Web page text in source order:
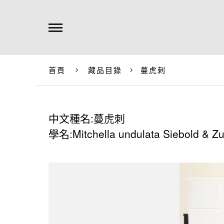
首頁 藏品目錄 蔓虎刺
中文種名:蔓虎刺
學名:Mitchella undulata Siebold &